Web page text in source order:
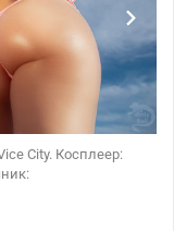
City. Косплеер: